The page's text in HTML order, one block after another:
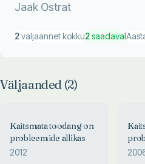
Jaak Ostrat
2väljaannet kokku2saadaval
Väljaanded (2)
Kaitsmata toodang on
probleemide allikas
2012